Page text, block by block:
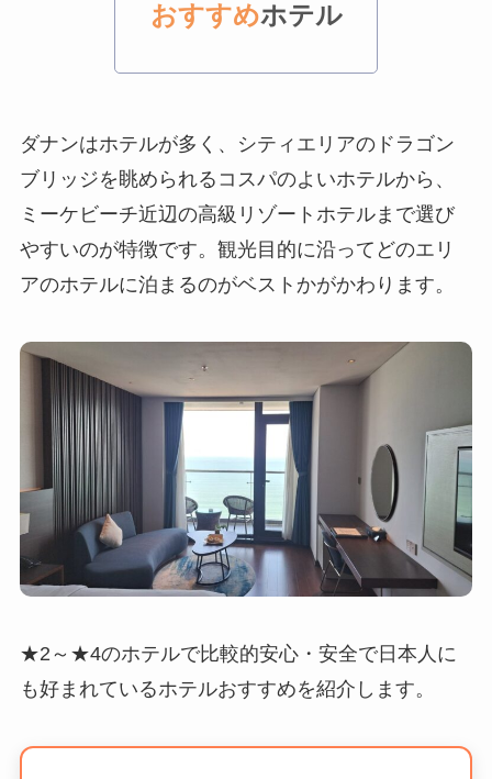
おすすめホテル
ダナンはホテルが多く、シティエリアのドラゴン
ブリッジを眺められるコスパのよいホテルから、
ミーケビーチ近辺の高級リゾートホテルまで選び
やすいのが特徴です。観光目的に沿ってどのエリ
アのホテルに泊まるのがベストかがかわります。
★2～★4のホテルで比較的安心・安全で日本人に
も好まれているホテルおすすめを紹介します。